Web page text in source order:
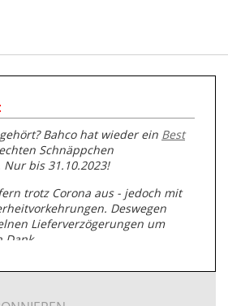
Bahco hat wieder ein Best
Schnäppchen
bis 31.10.2023!
trotz Corona aus - jedoch mit
Deswegen
Lieferverzögerungen um
Dank.
Zugang zu unserer